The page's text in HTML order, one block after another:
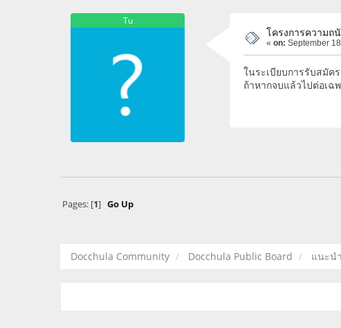
Tu
โครงการความถ
« on: September
ในระเบียบการรับสมัค
ถ้าหากจบแล้วไปต่อเฉ
Pages: [1] Go Up
Docchula Community Docchula Public Board แนะน